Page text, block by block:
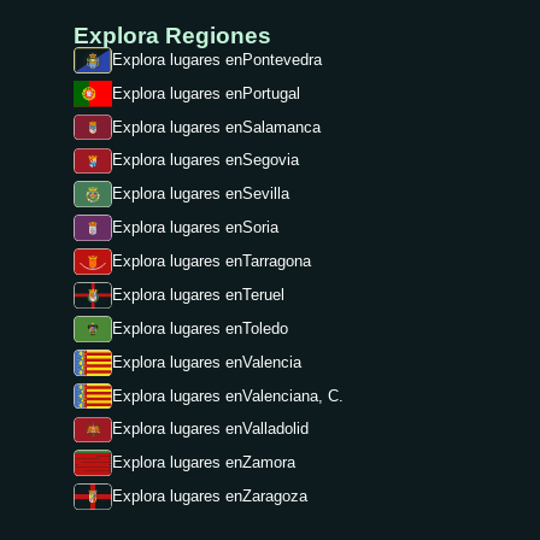
Explora Regiones
Explora lugares enPontevedra
Explora lugares enPortugal
Explora lugares enSalamanca
Explora lugares enSegovia
Explora lugares enSevilla
Explora lugares enSoria
Explora lugares enTarragona
Explora lugares enTeruel
Explora lugares enToledo
Explora lugares enValencia
Explora lugares enValenciana, C.
Explora lugares enValladolid
Explora lugares enZamora
Explora lugares enZaragoza